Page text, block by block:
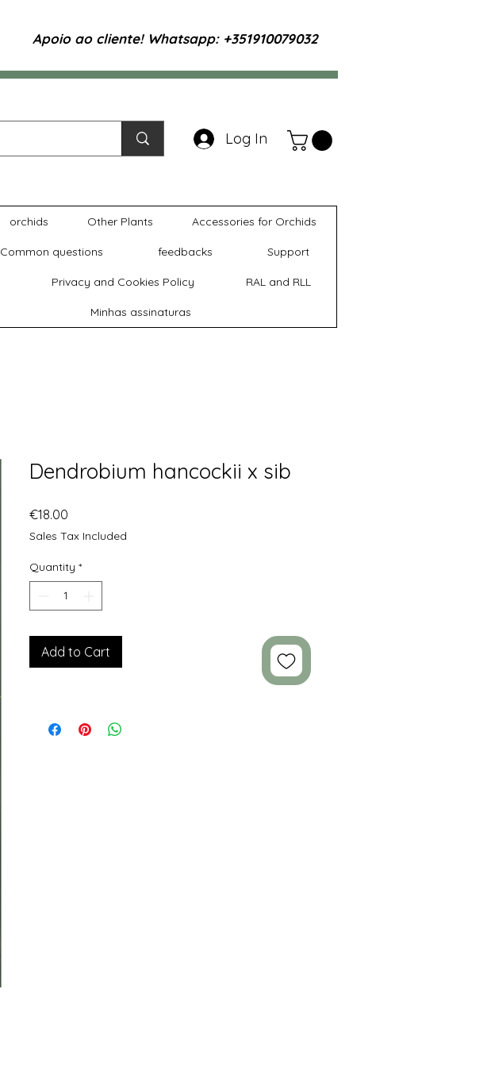
Apoio ao cliente! Whatsapp: +351910079032
Log In
orchids Other Plants Accessories for Orchids
Common questions feedbacks Support
Privacy and Cookies Policy RAL and RLL
Minhas assinaturas
Dendrobium hancockii x sib
€18.00
Sales Tax Included
Quantity *
Add to Cart